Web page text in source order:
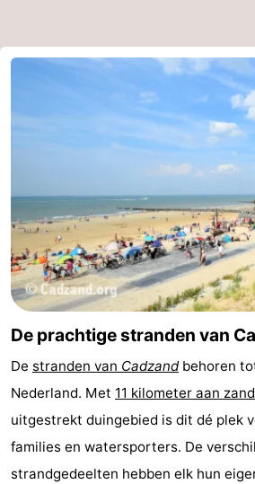
Zoutelande
-
Nieuwvliet
-
Breskens
-
Sluis
-
Cadzand-
Dorp
-
Retranchement
-
Natuur
Het
West-
Vlaanderen
De prachtige stranden van
De stranden van Cadzandbehoren
Nederland. Met 11 kilometer aan
uitgestrekt duingebied is dit dé plek
families en watersporters. De
strandgedeelten hebben elk hun